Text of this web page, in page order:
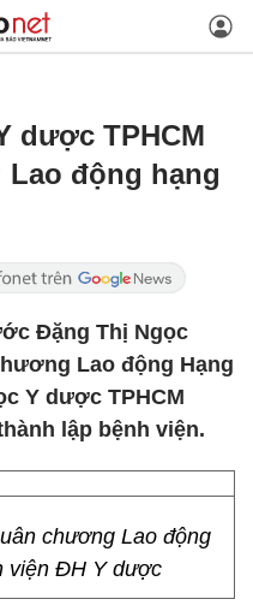
dược TPHCM
động hạng
Đặng Thị Ngọc
Lao động Hạng
Y dược TPHCM
lập bệnh viện.
chương Lao động
viện ĐH Y dược